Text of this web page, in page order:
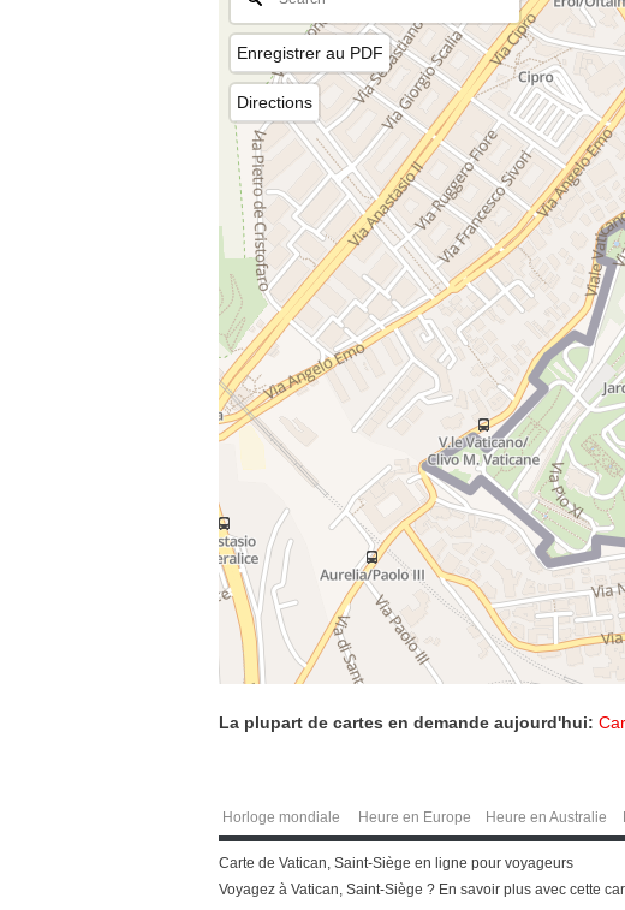
Enregistrer au PDF
Directions
La plupart de cartes en demande aujourd'hui:
Horloge mondiale Heure en Europe Heure en Australie
Carte de Vatican, Saint-Siège en ligne pour voyageurs
Voyagez à Vatican, Saint-Siège ? En savoir plus avec cette